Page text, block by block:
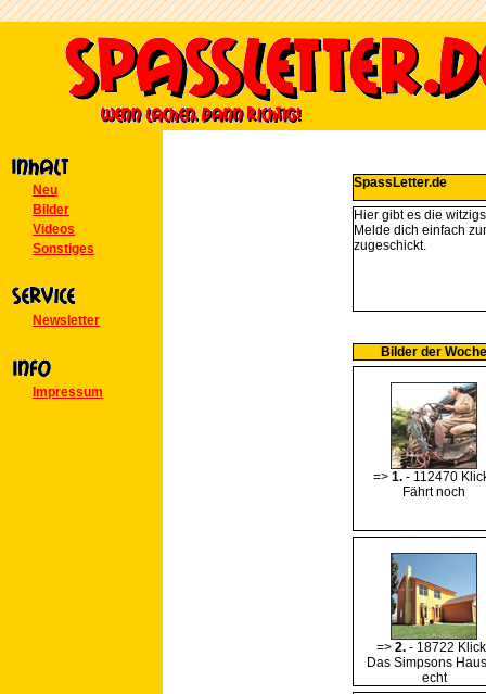
Neu
Bilder
Videos
Sonstiges
Newsletter
Impressum
SpassLetter.de
Hier gibt es die
Melde dich einfach
zugeschickt.
Bilder der Woche
=> 1.- 112470
Fährt noch
=> 2.- 18722
Das Simpsons
echt